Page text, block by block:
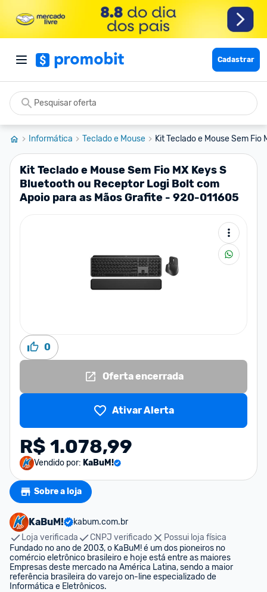
Cadastrar
Informática Teclado e Mouse Kit Teclado e Mouse Sem Fio
Kit Teclado e Mouse Sem Fio MX Keys S
Bluetooth ou Receptor Logi Bolt com
Apoio para as Mãos Grafite - 920-011605
0
Oferta encerrada
Ativar Alerta
R$ 1.078,99
Vendido por: KaBuM!
Sobre a loja
KaBuM!
kabum.com.br
Loja verificada
CNPJ verificado
Possui loja física
Fundado no ano de 2003, o KaBuM! é um dos pioneiros no
comércio eletrônico brasileiro e hoje está entre as maiores
Empresas deste mercado na América Latina, sendo a maior
referência brasileira do varejo on-line especializado de
Informática e Eletrônicos.